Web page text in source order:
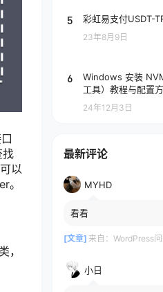
找
以
。
，
5 彩虹易支付USDT-
23年8月9日
6
Windows 安装
工具）教程与配置
24年12月3日
最新评论
MYHD
看看
[文章] 来自： WordPress问答插件
小日